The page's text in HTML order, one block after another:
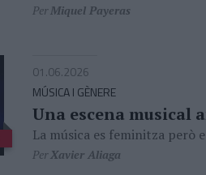
PerMiquel Payeras
01.06.2026
MÚSICA I GÈNERE
Una escena musical
La música es feminitza però
PerXavier Aliaga